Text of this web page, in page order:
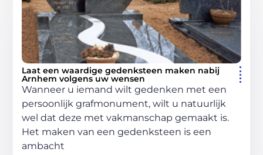
Laat een waardige gedenksteen maken nabij
Arnhem volgens uw wensen
Wanneer u iemand wilt gedenken met een
persoonlijk grafmonument, wilt u natuurlijk
wel dat deze met vakmanschap gemaakt is.
Het maken van een gedenksteen is een
ambacht